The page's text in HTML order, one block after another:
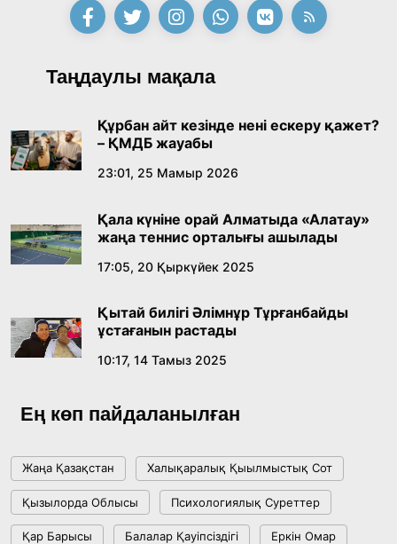
қабылдады
16:27, 23 Шілде 2026
Қазақ тіліндегі «құт» концептісінің
лингвомәдени сипаты
09:21, 21 Шілде 2026
Абайдың адам тәрбиесі туралы
18:59, 20 Шілде 2026
Жасанды интеллект: адамзаттың көмекшісі
18:16, 20 Шілде 2026
жетістіктері мен даму бағыты
Мемлекет басшысы Көбейтұз көлінің жай-
күйіне назар аударды
18:22, 17 Шілде 2026
Таңдаулы мақала
Құрбан айт кезінде нені ескеру қажет?
– ҚМДБ жауабы
23:01, 25 Мамыр 2026
Қала күніне орай Алматыда «Алатау»
жаңа теннис орталығы ашылады
17:05, 20 Қыркүйек 2025
Қытай билігі Әлімнұр Тұрғанбайды
ұстағанын растады
10:17, 14 Тамыз 2025
Ең көп пайдаланылған
Жаңа Қазақстан Халықаралық Қыылмыстық Сот
Қызылорда Облысы Психологиялық Суреттер
Қар Барысы Балалар Қауіпсіздігі Еркін Омар